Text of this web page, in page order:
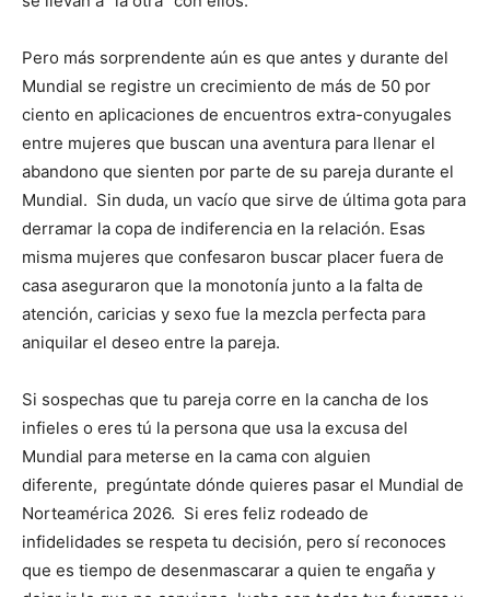
Pero más sorprendente aún es que antes y durante del
Mundial se registre un crecimiento de más de 50 por
ciento en aplicaciones de encuentros extra-conyugales
entre mujeres que buscan una aventura para llenar el
abandono que sienten por parte de su pareja durante el
Mundial. Sin duda, un vacío que sirve de última gota para
derramar la copa de indiferencia en la relación. Esas
misma mujeres que confesaron buscar placer fuera de
casa aseguraron que la monotonía junto a la falta de
atención, caricias y sexo fue la mezcla perfecta para
aniquilar el deseo entre la pareja.
Si sospechas que tu pareja corre en la cancha de los
infieles o eres tú la persona que usa la excusa del
Mundial para meterse en la cama con alguien
diferente, pregúntate dónde quieres pasar el Mundial de
Norteamérica 2026. Si eres feliz rodeado de
infidelidades se respeta tu decisión, pero sí reconoces
que es tiempo de desenmascarar a quien te engaña y